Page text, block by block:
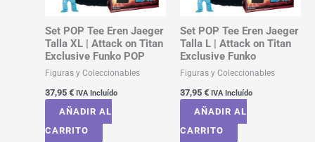
Set POP Tee Eren Jaeger
Talla XL | Attack on Titan
Exclusive Funko POP
Figuras y Coleccionables
37,95 € IVA Incluído
AÑADIR AL
CARRITO
Set POP Tee Eren Jaeger
Talla L | Attack on Titan
Exclusive Funko
Figuras y Coleccionables
37,95 € IVA Incluído
AÑADIR AL
CARRITO